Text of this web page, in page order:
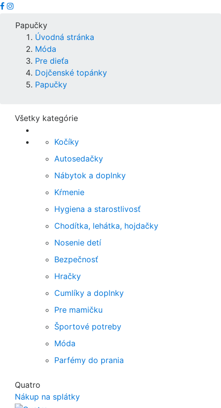
Papučky
Úvodná stránka
Móda
Pre dieťa
Dojčenské topánky
Papučky
Všetky kategórie
Kočíky
Autosedačky
Nábytok a doplnky
Kŕmenie
Hygiena a starostlivosť
Chodítka, lehátka, hojdačky
Nosenie detí
Bezpečnosť
Hračky
Cumlíky a doplnky
Pre mamičku
Športové potreby
Móda
Parfémy do prania
Quatro
Nákup na splátky